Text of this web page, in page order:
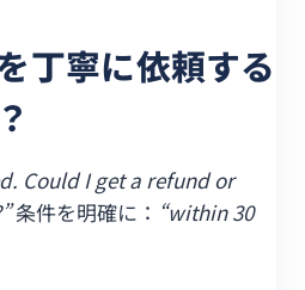
丁寧に依頼する
Could I get a refund or
条件を明確に： “within 30